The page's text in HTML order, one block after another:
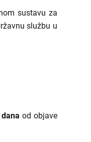
sustavu za
službu u
danaod objave